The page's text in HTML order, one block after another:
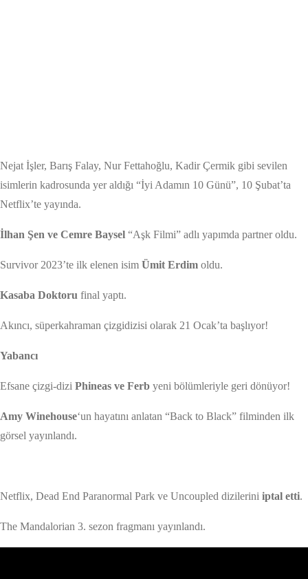
Nejat İşler, Barış Falay, Nur Fettahoğlu, Kadir Çermik gibi sevilen
isimlerin kadrosunda yer aldığı “İyi Adamın 10 Günü”, 10 Şubat’ta
Netflix’te yayında.
İlhan Şen ve Cemre Baysel “Aşk Filmi” adlı yapımda partner oldu.
Survivor 2023’te ilk elenen isim Ümit Erdim oldu.
Kasaba Doktoru final yaptı.
Akıncı, süperkahraman çizgidizisi olarak 21 Ocak’ta başlıyor!
Yabancı
Efsane çizgi-dizi Phineas ve Ferb yeni bölümleriyle geri dönüyor!
Amy Winehouse‘un hayatını anlatan “Back to Black” filminden ilk
görsel yayınlandı.
Netflix, Dead End Paranormal Park ve Uncoupled dizilerini iptal etti.
The Mandalorian 3. sezon fragmanı yayınlandı.